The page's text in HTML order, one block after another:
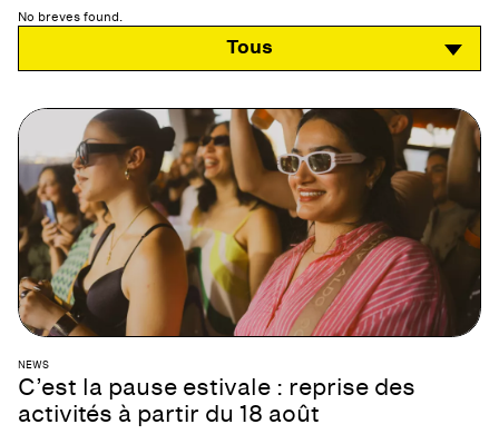
No breves found.
Tous
NEWS
C’est la pause estivale : reprise des
activités à partir du 18 août